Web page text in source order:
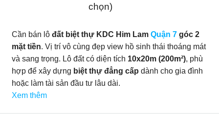
chọn)
Cần bán lô đất biệt thự KDC Him Lam Quận 7 góc 2
mặt tiền. Vị trí vô cùng đẹp view hồ sinh thái thoáng mát
và sang trọng. Lô đất có diện tích 10x20m (200m²), phù
hợp để xây dựng biệt thự đẳng cấp dành cho gia đình
hoặc làm tài sản đầu tư lâu dài.
Xem thêm